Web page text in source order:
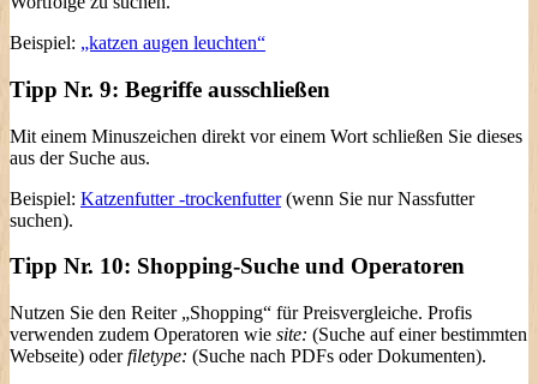
Beispiel: „katzen augen leuchten“
Tipp Nr. 9: Begriffe ausschließen
Mit einem Minuszeichen direkt vor einem Wort schließen Sie dieses
aus der Suche aus.
Beispiel: Katzenfutter -trockenfutter(wenn Sie nur Nassfutter
suchen).
Tipp Nr. 10: Shopping-Suche und Operatoren
Nutzen Sie den Reiter „Shopping“ für Preisvergleiche. Profis
verwenden zudem Operatoren wie site: (Suche auf einer bestimmten
Webseite) oderfiletype: (Suche nach PDFs oder Dokumenten).